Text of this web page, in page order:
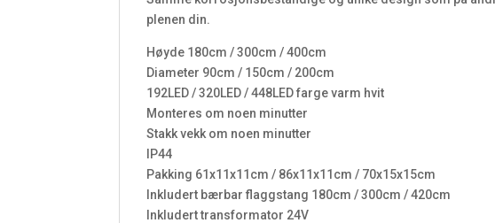
plenen din.
Høyde 180cm / 300cm / 400cm
Diameter 90cm / 150cm / 200cm
192LED / 320LED / 448LED farge varm hvit
Monteres om noen minutter
Stakk vekk om noen minutter
IP44
Pakking 61x11x11cm / 86x11x11cm / 70x15x15cm
Inkludert bærbar flaggstang 180cm / 300cm / 420cm
Inkludert transformator 24V